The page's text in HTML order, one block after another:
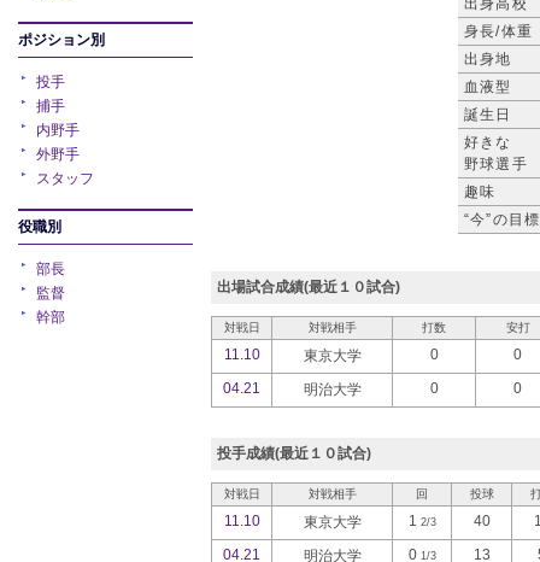
ポジション別
投手
捕手
内野手
外野手
スタッフ
役職別
部長
監督
幹部
出身高校
身長/体重
出身地
血液型
誕生日
好きな
野球選手
趣味
“今”の目標
出場試合成績(最近１０試合)
対戦日 対戦相手 打数 安打
11.10 東京大学 0
0
04.21
明治大学 0 0
投手成績(最近１０試合)
対戦日 対戦相手 回 投球
11.10 東京大学 1 2/3 40
04.21
明治大学 01/3 13